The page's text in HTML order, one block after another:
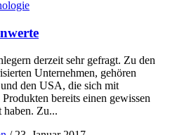
derzeit sehr gefragt. Zu den
Unternehmen, gehören
den USA, die sich mit
bereits einen gewissen
haben. Zu...